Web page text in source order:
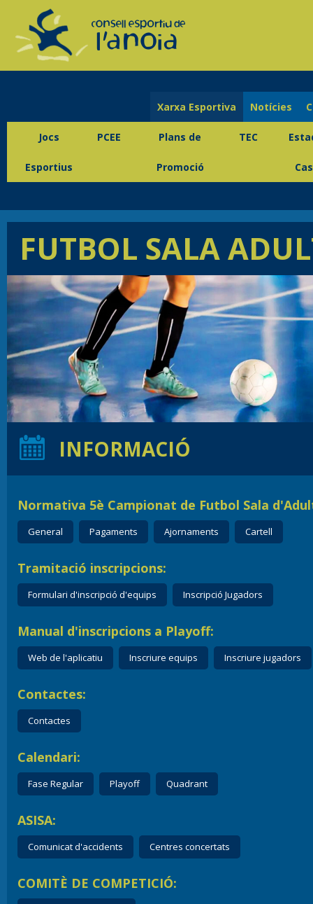
Xarxa Esportiva Notícies
Jocs
Esportius
PCEE Plans de
Promoció
TEC
FUTBOL SALA
INFORMACIÓ
Normativa 5è Campionat de Futbol Sala
General Pagaments Ajornaments Cartell
Tramitació inscripcions:
Formulari d'inscripció d'equips Inscripció Jugadors
Manual d'inscripcions a Playoff:
Web de l'aplicatiu Inscriure equips Inscriure jugadors
Contactes:
Contactes
Calendari:
Fase Regular Playoff Quadrant
ASISA:
Comunicat d'accidents Centres concertats
COMITÈ DE COMPETICIÓ: